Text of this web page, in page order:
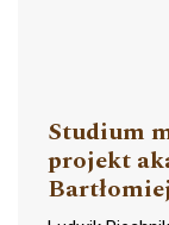
Studium
projekt